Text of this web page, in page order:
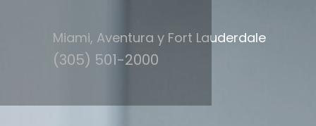
Miami, Aventura y Fort Lauderdale
(305) 501-2000